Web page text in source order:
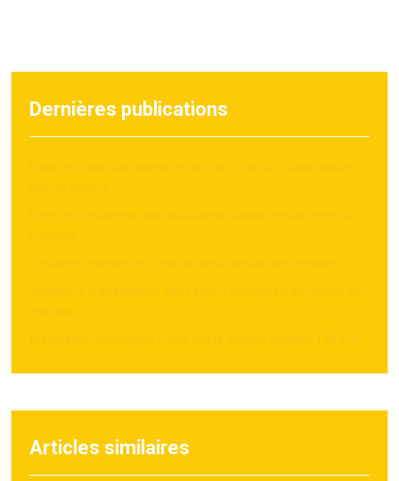
Dernières publications
Articles similaires